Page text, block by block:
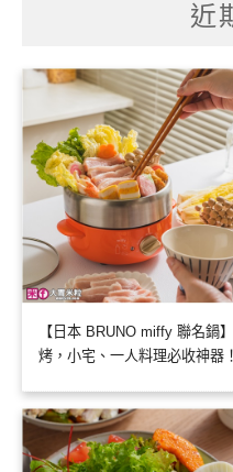
近
【日本 BRUNO miffy 聯名鍋
烤，小宅、一人料理必收神器！